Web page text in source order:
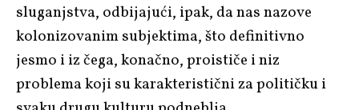
sluganjstva, odbijajući, ipak, da nas nazove
kolonizovanim subjektima, što definitivno
jesmo i iz čega, konačno, proističe i niz
problema koji su karakteristični za političku i